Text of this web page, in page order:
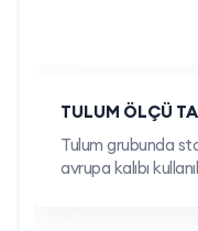
kurumsal
Kendi
TULUM ÖLÇÜ
Tulum grubunda
avrupa kalıbı